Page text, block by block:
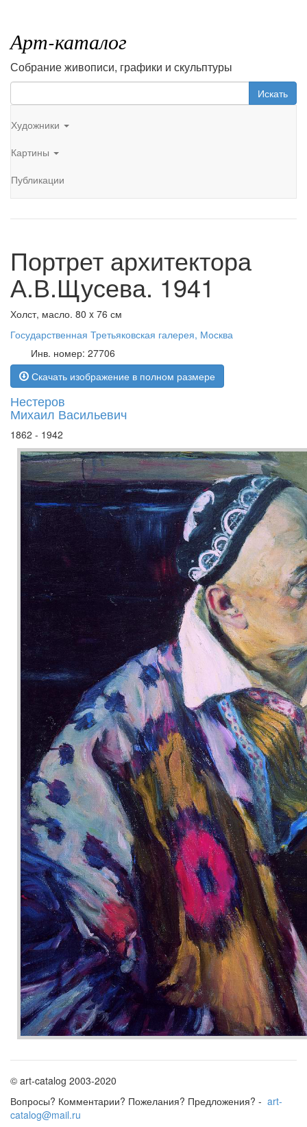
Арт-каталог
Собрание живописи, графики и скульптуры
Искать
Художники
Картины
Публикации
Портрет архитектора
А.В.Щусева. 1941
Холст, масло. 80 x 76 см
Государственная Третьяковская галерея, Москва
Инв. номер: 27706
Скачать изображение в полном размере
Нестеров
Михаил Васильевич
1862 - 1942
© art-catalog 2003-2020
Вопросы? Комментарии? Пожелания? Предложения? - art-
catalog@mail.ru